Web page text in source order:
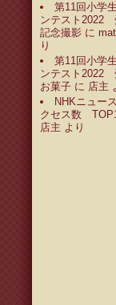
第11回小学
ンテスト2022
記念撮影 に
り
第11回小学
ンテスト2022
お菓子 に 店主
NHKニュー
クセス数
店主 より